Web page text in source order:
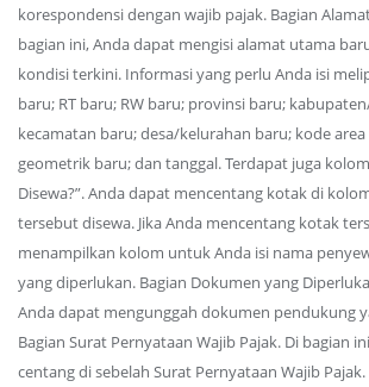
korespondensi dengan wajib pajak. Bagian
bagian ini, Anda dapat mengisi alamat utama
kondisi terkini. Informasi yang perlu Anda isi
baru; RT baru; RW baru; provinsi baru;
kecamatan baru; desa/kelurahan baru; kode
geometrik baru; dan tanggal. Terdapat juga
Disewa?”. Anda dapat mencentang kotak di
tersebut disewa. Jika Anda mencentang kotak
menampilkan kolom untuk Anda isi nama
yang diperlukan. Bagian Dokumen yang
Anda dapat mengunggah dokumen pendukung
Bagian Surat Pernyataan Wajib Pajak. Di bagian
centang di sebelah Surat Pernyataan Wajib